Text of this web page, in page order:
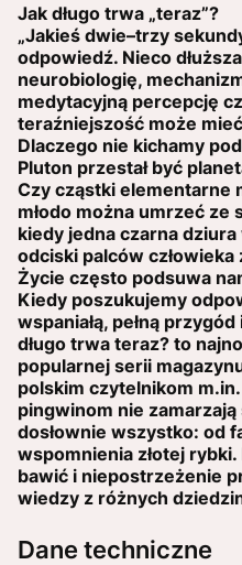
Jak długo trwa „teraz”?
„Jakieś dwie–trzy
odpowiedź. Nieco
neurobiologię,
medytacyjną percepcję
teraźniejszość może
Dlaczego nie kichamy
Pluton przestał być
Czy cząstki elementarne
młodo można umrzeć ze
kiedy jedna czarna dziura
odciski palców
Życie często podsuwa
Kiedy poszukujemy
wspaniałą, pełną
długo trwa teraz? to
popularnej serii
polskim czytelnikom
pingwinom nie
dosłownie wszystko: od
wspomnienia złotej
bawić i niepostrzeżenie
wiedzy z różnych
Dane techniczne